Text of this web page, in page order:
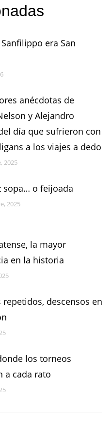
era San
anécdotas de
y Alejandro
día que sufrieron con
a los viajes a dedo
2025
sopa… o feijoada
2025
la mayor
en la historia
repetidos, descensos en
los torneos
a cada rato